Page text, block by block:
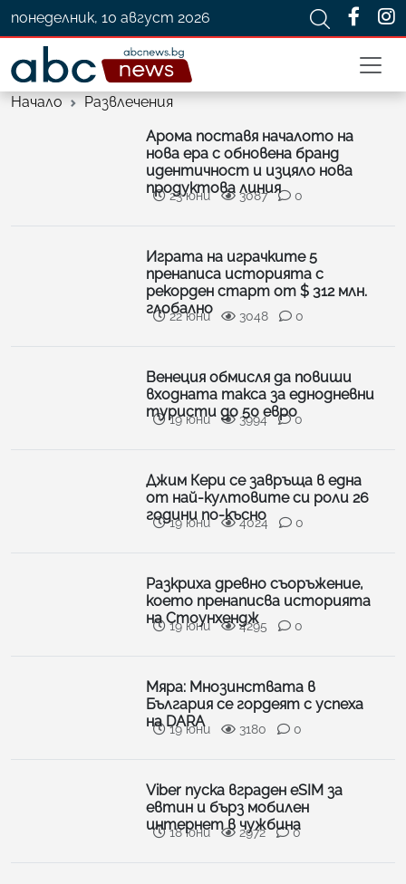
понеделник, 10 август 2026
Начало
Развлечения
Арома поставя началото на
нова ера с обновена бранд
идентичност и изцяло нова
продуктова линия
23 юни 3087 0
Играта на играчките 5
пренаписа историята с
рекорден старт от $ 312 млн.
глобално
22 юни 3048 0
Венеция обмисля да повиши
входната такса за еднодневни
туристи до 50 евро
19 юни 3994 0
Джим Кери се завръща в една
от най-култовите си роли 26
години по-късно
19 юни 4024 0
Разкриха древно съоръжение,
което пренаписва историята
на Стоунхендж
19 юни 4295 0
Мяра: Мнозинствата в
България се гордеят с успеха
на DARA
19 юни 3180 0
Viber пуска вграден eSIM за
евтин и бърз мобилен
интернет в чужбина
18 юни 2972 0